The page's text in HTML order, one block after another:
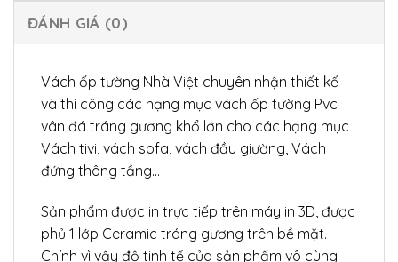
ĐÁNH GIÁ (0)
Vách ốp tường Nhà Việt chuyên nhận thiết kế
và thi công các hạng mục vách ốp tường Pvc
vân đá tráng gương khổ lớn cho các hạng mục :
Vách tivi, vách sofa, vách đầu giường, Vách
đứng thông tầng…
Sản phẩm được in trực tiếp trên máy in 3D, được
phủ 1 lớp Ceramic tráng gương trên bề mặt.
Chính vì vậy độ tinh tế của sản phẩm vô cùng